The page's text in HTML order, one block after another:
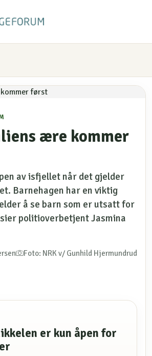
ære kommer
av isfjellet når det gjelder
Barnehagen har en viktig
å se barn som er utsatt for
politioverbetjent Jasmina
Foto: NRK v/ Gunhild Hjermundrud
er kun åpen for